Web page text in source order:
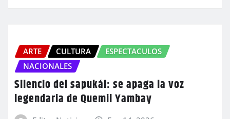
ARTE CULTURA
ESPECTACULOS
NACIONALES
Silencio del sapukái: se apaga la voz
legendaria de Quemil Yambay